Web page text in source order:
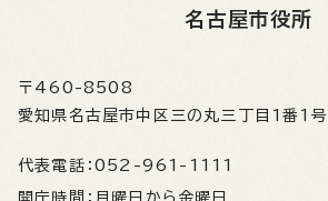
名古屋市役所
〒460-8508
愛知県名古屋市中区三の丸三丁目1番1号
代表電話： 052-961-1111
開庁時間： 月曜日から金曜日